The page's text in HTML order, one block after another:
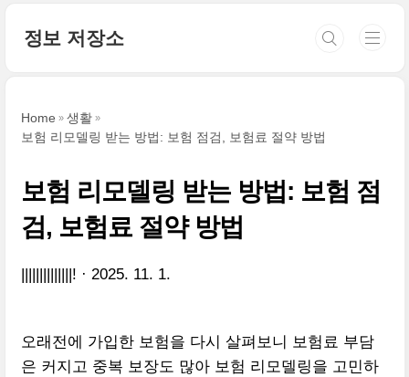
정보 저장소
Home
생활
보험 리모델링 받는 방법: 보험 점검, 보험료 절약 방법
보험 리모델링 받는 방법: 보험 점
검, 보험료 절약 방법
||||||||||||||! 2025. 11. 1.
오래전에 가입한 보험을 다시 살펴보니 보험료 부담
은 커지고 중복 보장도 많아 보험 리모델링을 고민하